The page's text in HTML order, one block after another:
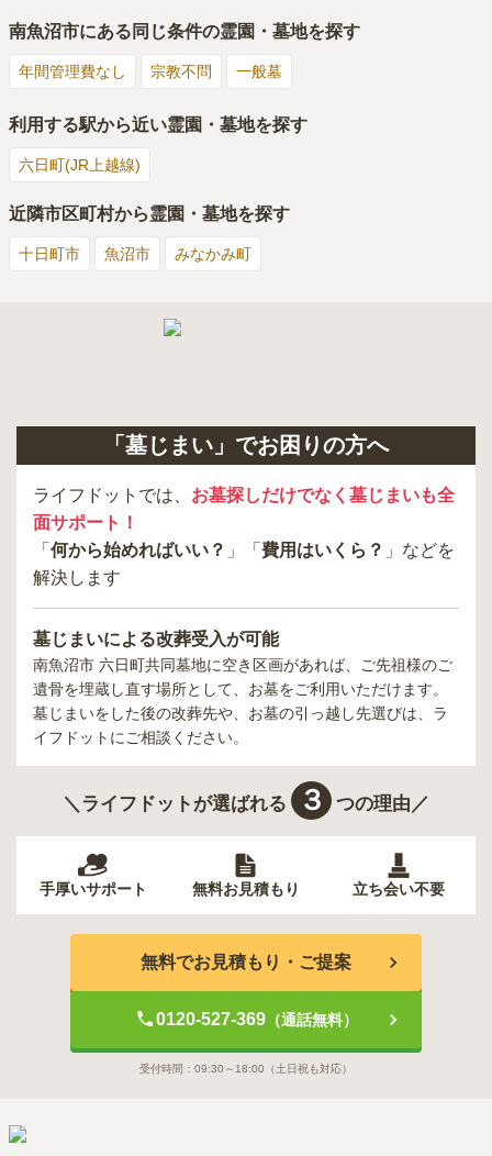
南魚沼市にある同じ条件の霊園・墓地を探す
年間管理費なし 宗教不問 一般墓
利用する駅から近い霊園・墓地を探す
六日町(JR上越線)
近隣市区町村から霊園・墓地を探す
十日町市 魚沼市 みなかみ町
「墓じまい」でお困りの方へ
ライフドットでは、 お墓探しだけでなく墓じまいも全
面サポート！
「 何から始めればいい？ 」「 費用はいくら？ 」などを
解決します
墓じまいによる改葬受入が可能
南魚沼市 六日町共同墓地に空き区画があれば、ご先祖様のご
遺骨を埋蔵し直す場所として、お墓をご利用いただけます。
墓じまいをした後の改葬先や、お墓の引っ越し先選びは、ラ
イフドットにご相談ください。
＼ライフドットが選ばれる ３ つの理由／
手厚いサポート 無料お見積もり 立ち会い不要
無料でお見積もり・ご提案
0120-527-369（通話無料）
受付時間： 09:30～18:00 （土日祝も対応）